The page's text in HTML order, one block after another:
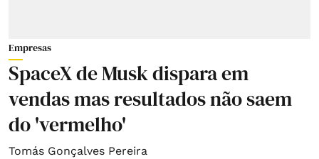
Empresas
SpaceX de Musk dispara em
vendas mas resultados não saem
do 'vermelho'
Tomás Gonçalves Pereira